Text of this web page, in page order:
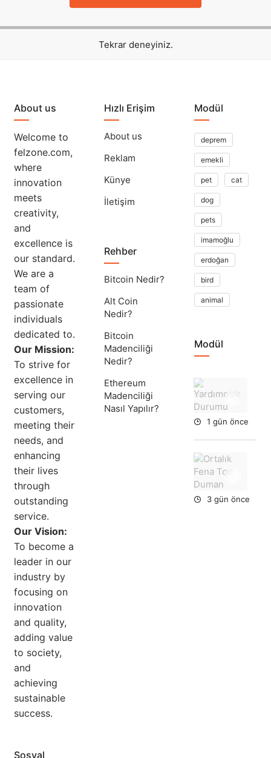
Tekrar deneyiniz.
About us
Welcome to
felzone.com,
where
innovation
meets
creativity,
and
excellence is
our standard.
We are a
team of
passionate
individuals
dedicated to.
Our Mission:
To strive for
excellence in
serving our
customers,
meeting their
needs, and
enhancing
their lives
through
outstanding
service.
Our Vision:
To become a
leader in our
industry by
focusing on
innovation
and quality,
adding value
to society,
and
achieving
sustainable
success.
Sosyal
Hızlı Erişim
About us
Reklam
Künye
İletişim
Rehber
Bitcoin Nedir?
Alt Coin
Nedir?
Bitcoin
Madenciliği
Nedir?
Ethereum
Madenciliği
Nasıl Yapılır?
Modül
deprem
emekli
pet cat
dog
pets
imamoğlu
erdoğan
bird
animal
Modül
1 gün önce
3 gün önce